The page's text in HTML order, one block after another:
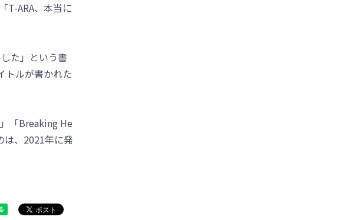
T-ARA、本当に
た」という書
トルが書かれた
「Breaking He
は、2021年に発